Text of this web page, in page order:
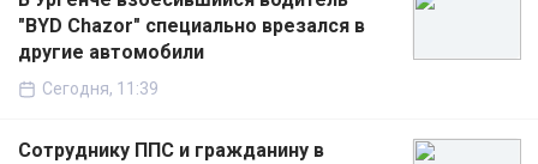
"BYD Chazor" специально врезался в
другие автомобили
Сегодня, 11:39
Сотруднику ППС и гражданину в